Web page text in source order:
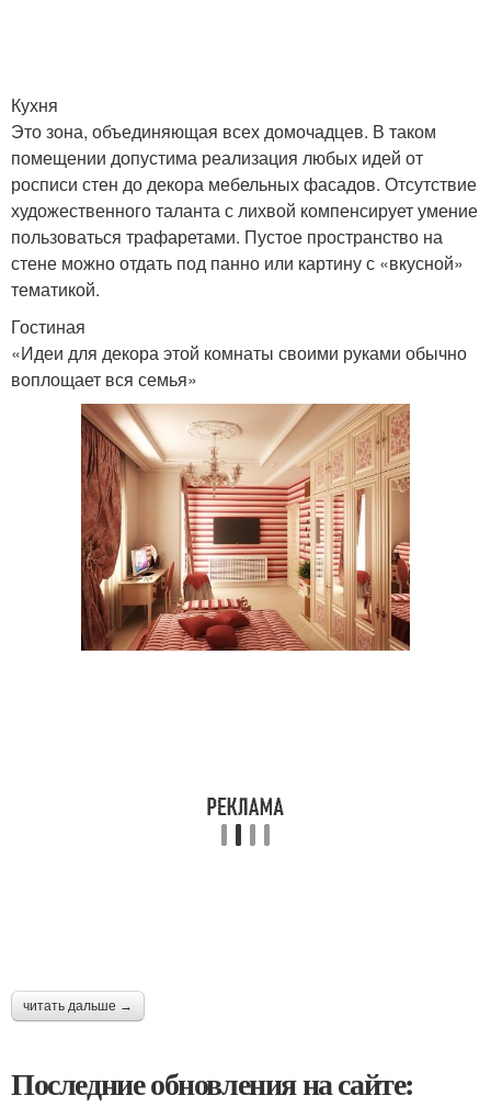
Кухня
Это зона, объединяющая всех домочадцев. В таком
помещении допустима реализация любых идей от
росписи стен до декора мебельных фасадов. Отсутствие
художественного таланта с лихвой компенсирует умение
пользоваться трафаретами. Пустое пространство на
стене можно отдать под панно или картину с «вкусной»
тематикой.
Гостиная
«Идеи для декора этой комнаты своими руками обычно
воплощает вся семья»
читать дальше →
Последние обновления на сайте: